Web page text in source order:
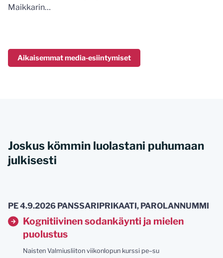
Maikkarin…
Aikaisemmat media-esiintymiset
Joskus kömmin luolastani puhumaan
julkisesti
PE 4.9.2026 PANSSARIPRIKAATI, PAROLANNUMMI
Kognitiivinen sodankäynti ja mielen
puolustus
Naisten Valmiusliiton viikonlopun kurssi pe–su